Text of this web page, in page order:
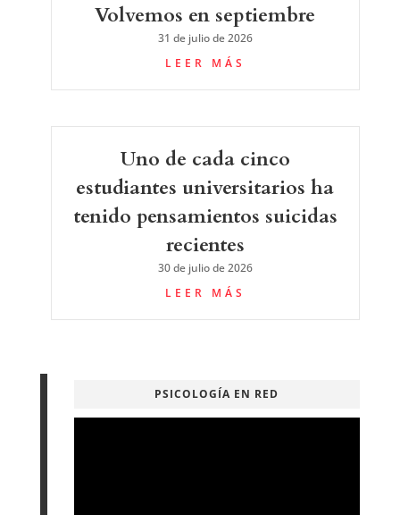
Volvemos en septiembre
31 de julio de 2026
LEER MÁS
Uno de cada cinco
estudiantes universitarios ha
tenido pensamientos suicidas
recientes
30 de julio de 2026
LEER MÁS
PSICOLOGÍA EN RED